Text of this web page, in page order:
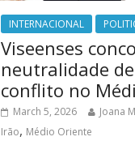
INTERNACIONAL
Viseenses
neutralidade
conflito no
March 5, 2026 Joana
Irão, Médio Oriente